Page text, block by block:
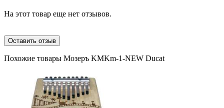
На этот товар еще нет отзывов.
Оставить отзыв
Похожие товары Мозеръ KMKm-1-NEW Ducat